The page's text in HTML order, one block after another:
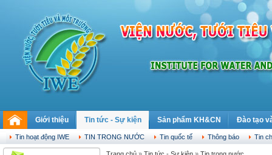
Giới thiệu Tin tức - Sự kiện Sản phẩm KH&CN Đào tạo
Tin hoạt động IWE TIN TRONG NƯỚC Tin quốc tế Thông báo Tin
Thứ sáu, 07.08.2026